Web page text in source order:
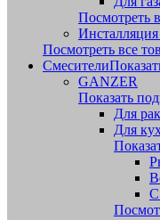
Посмотреть
Инсталляция
Посмотреть все
Смесители
GANZER
Показать
Для
Для
С